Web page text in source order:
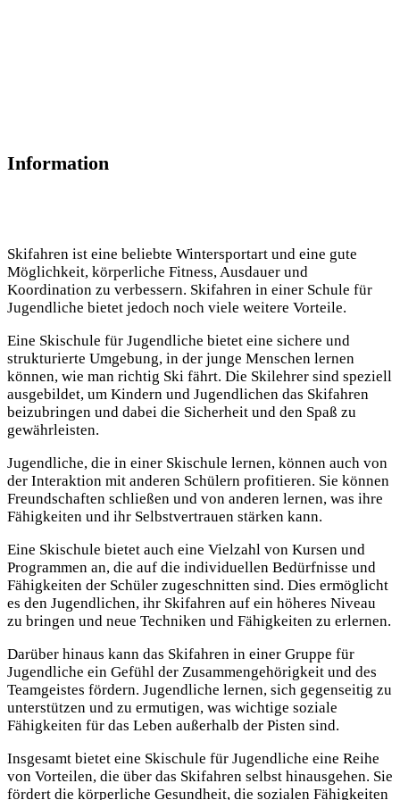
Information
Skifahren ist eine beliebte Wintersportart und eine gute
Möglichkeit, körperliche Fitness, Ausdauer und
Koordination zu verbessern. Skifahren in einer Schule für
Jugendliche bietet jedoch noch viele weitere Vorteile.
Eine Skischule für Jugendliche bietet eine sichere und
strukturierte Umgebung, in der junge Menschen lernen
können, wie man richtig Ski fährt. Die Skilehrer sind speziell
ausgebildet, um Kindern und Jugendlichen das Skifahren
beizubringen und dabei die Sicherheit und den Spaß zu
gewährleisten.
Jugendliche, die in einer Skischule lernen, können auch von
der Interaktion mit anderen Schülern profitieren. Sie können
Freundschaften schließen und von anderen lernen, was ihre
Fähigkeiten und ihr Selbstvertrauen stärken kann.
Eine Skischule bietet auch eine Vielzahl von Kursen und
Programmen an, die auf die individuellen Bedürfnisse und
Fähigkeiten der Schüler zugeschnitten sind. Dies ermöglicht
es den Jugendlichen, ihr Skifahren auf ein höheres Niveau
zu bringen und neue Techniken und Fähigkeiten zu erlernen.
Darüber hinaus kann das Skifahren in einer Gruppe für
Jugendliche ein Gefühl der Zusammengehörigkeit und des
Teamgeistes fördern. Jugendliche lernen, sich gegenseitig zu
unterstützen und zu ermutigen, was wichtige soziale
Fähigkeiten für das Leben außerhalb der Pisten sind.
Insgesamt bietet eine Skischule für Jugendliche eine Reihe
von Vorteilen, die über das Skifahren selbst hinausgehen. Sie
fördert die körperliche Gesundheit, die sozialen Fähigkeiten